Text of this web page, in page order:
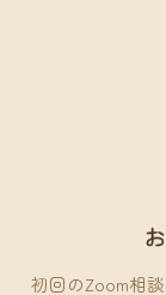
初回のZoom相